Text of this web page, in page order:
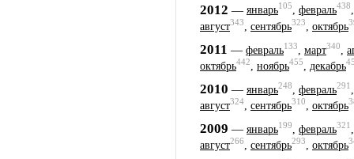
2012 — январь105, февраль438
август343, сентябрь323, октябрь
2011 — февраль133 март340
октябрь442, ноябрь455, декабрь
2010 — январь248 февраль291
август324, сентябрь310, октябрь
2009 — январь199 февраль321
август266, сентябрь293, октябрь